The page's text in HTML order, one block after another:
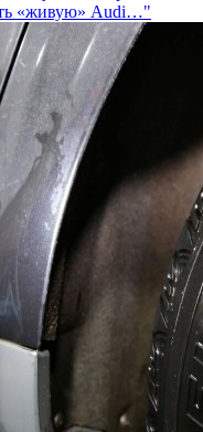
«живую» Audi…"